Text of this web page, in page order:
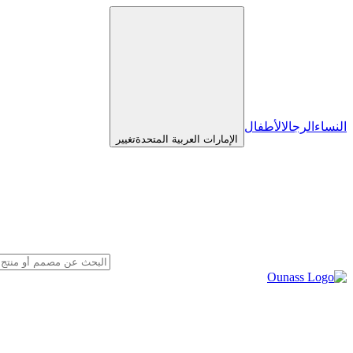
النساء الرجالالأطفال
الإمارات العربية المتحدةتغيير